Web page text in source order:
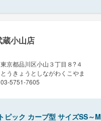
蔵小山店
東京都品川区小山３丁目８?４
とうきょうとしながわくこやま
03-5751-7605
ピック カーブ型 サイズSS～M